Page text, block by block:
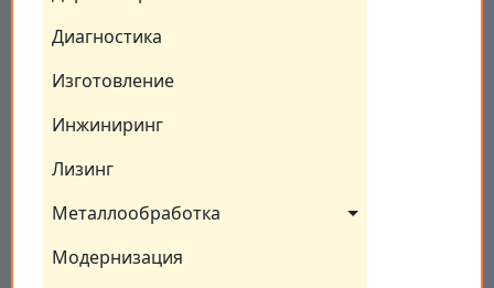
Диагностика
Изготовление
Инжиниринг
Лизинг
Металлообработка
Модернизация